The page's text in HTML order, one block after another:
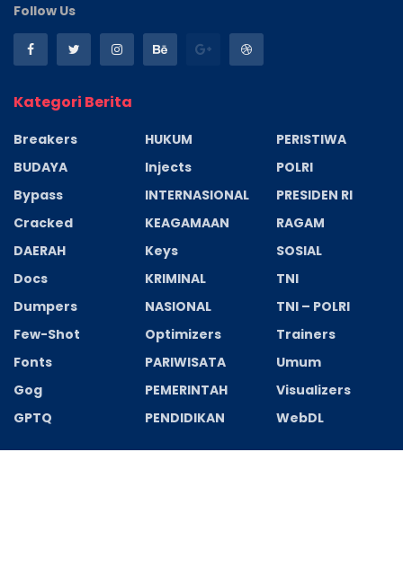
Follow Us
Kategori Berita
Breakers
BUDAYA
Bypass
Cracked
DAERAH
Docs
Dumpers
Few-Shot
Fonts
Gog
GPTQ
HUKUM
Injects
INTERNASIONAL
KEAGAMAAN
Keys
KRIMINAL
NASIONAL
Optimizers
PARIWISATA
PEMERINTAH
PENDIDIKAN
PERISTIWA
POLRI
PRESIDEN RI
RAGAM
SOSIAL
TNI
TNI – POLRI
Trainers
Umum
Visualizers
WebDL